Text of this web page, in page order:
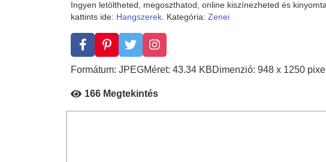
Ingyen letöltheted, megoszthatod, online kiszínezheted és
kattints ide: Hangszerek. Kategória: Zenei
Formátum: JPEGMéret: 43.34 KBDimenzió: 948 x 1250
166 Megtekintés